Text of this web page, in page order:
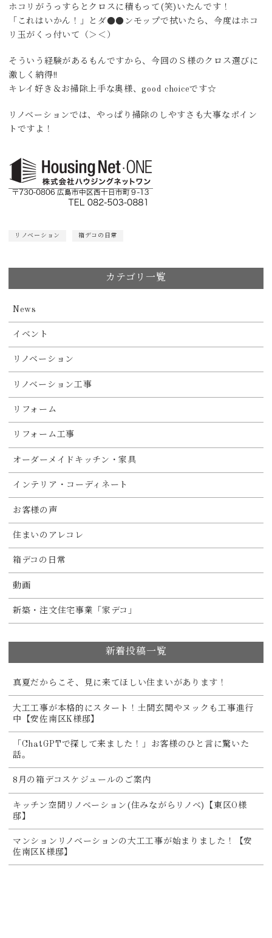
ホコリがうっすらとクロスに積もって(笑)いたんです！
「これはいかん！」とダ●●ンモップで拭いたら、今度はホコ
リ玉がくっ付いて（＞＜）
そういう経験があるもんですから、今回のＳ様のクロス選びに
激しく納得!!
キレイ好き＆お掃除上手な奥様、good choiceです☆
リノベーションでは、やっぱり掃除のしやすさも大事なポイン
トですよ！
リノベーション 箱デコの日常
カテゴリ一覧
News
イベント
リノベーション
リノベーション工事
リフォーム
リフォーム工事
オーダーメイドキッチン・家具
インテリア・コーディネート
お客様の声
住まいのアレコレ
箱デコの日常
動画
新築・注文住宅事業「家デコ」
新着投稿一覧
真夏だからこそ、見に来てほしい住まいがあります！
大工工事が本格的にスタート！土間玄関やヌックも工事進行
中【安佐南区K様邸】
「ChatGPTで探して来ました！」お客様のひと言に驚いた
話。
8月の箱デコスケジュールのご案内
キッチン空間リノベーション(住みながらリノベ)【東区O様
邸】
マンションリノベーションの大工工事が始まりました！【安
佐南区K様邸】